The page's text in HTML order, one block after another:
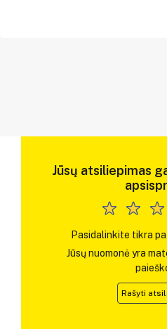
Jūsų atsiliepimas
Pasidalinkite tikra
Jūsų nuomonė yra
Rašyti